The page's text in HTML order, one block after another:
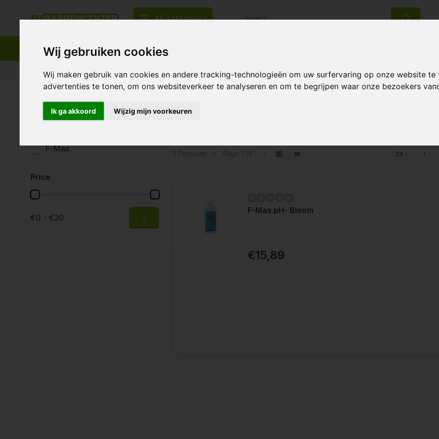
Wij gebruiken cookies
Wij maken gebruik van cookies en andere tracking-technologieën om uw surfervaring op onze website
advertenties te tonen, om ons websiteverkeer te analyseren en om te begrijpen waar onze bezoekers
Ik ga akkoord Wijzig mijn voorkeuren
All categories
Appropriate assortment Delivery all over Europe 14 Days return policy Best customer service
Brands
F-Max
Price
€0 - €20
Products tagged with pH- Bloei fosforzuur
F-Max pH- Bloom
€15,89